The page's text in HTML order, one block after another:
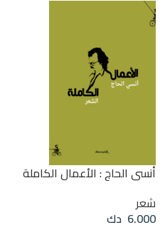
أنسي الحاج : الأعمال الكاملة
شعر
6.000 دك